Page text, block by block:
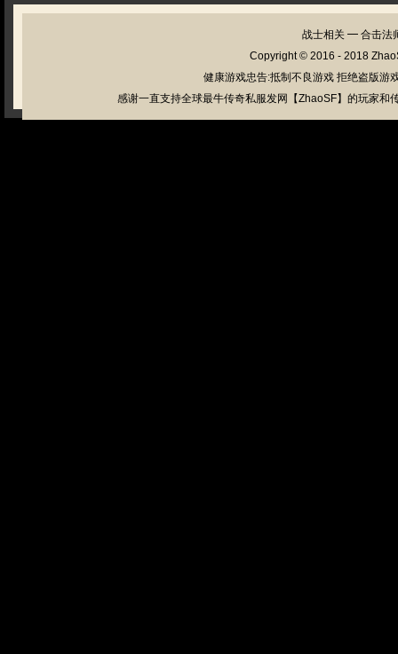
战士相关 ━ 合击法
Copyright © 2016 - 2018
健康游戏忠告:抵制不良游戏 拒绝盗版游
感谢一直支持全球最牛传奇私服发网【ZhaoSF】的玩家和